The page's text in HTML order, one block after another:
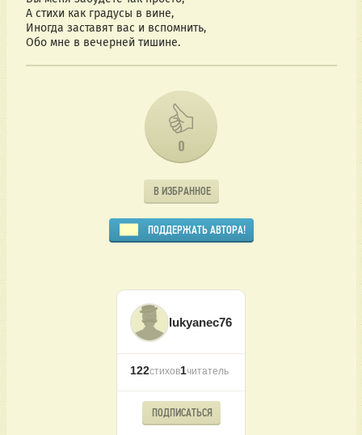
А стихи как градусы в вине,
Иногда заставят вас и вспомнить,
Обо мне в вечерней тишине.
0
В ИЗБРАННОЕ
ПОДДЕРЖАТЬ АВТОРА!
lukyanec76
122стихов1читатель
ПОДПИСАТЬСЯ